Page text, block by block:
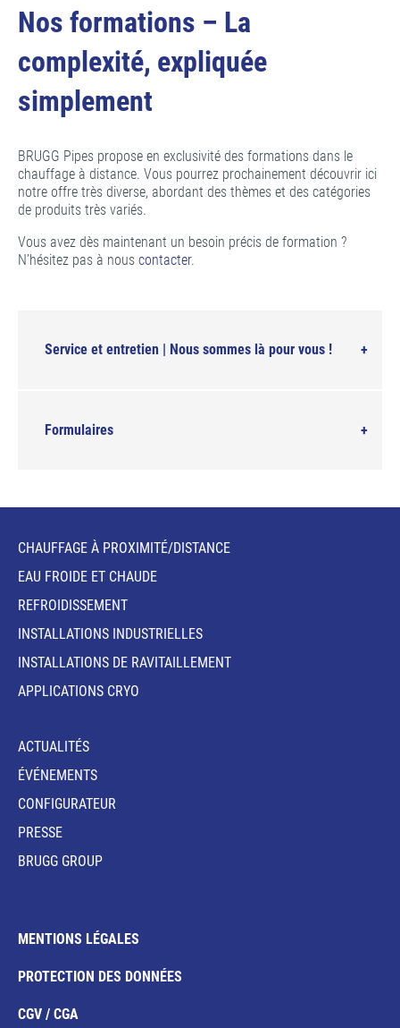
Nos formations – La
complexité, expliquée
simplement
BRUGG Pipes propose en exclusivité des formations dans le
chauffage à distance. Vous pourrez prochainement découvrir ici
notre offre très diverse, abordant des thèmes et des catégories
de produits très variés.
Vous avez dès maintenant un besoin précis de formation ?
N’hésitez pas à nous contacter.
Service et entretien | Nous sommes là pour vous !
Formulaires
CHAUFFAGE À PROXIMITÉ/DISTANCE
EAU FROIDE ET CHAUDE
REFROIDISSEMENT
INSTALLATIONS INDUSTRIELLES
INSTALLATIONS DE RAVITAILLEMENT
APPLICATIONS CRYO
ACTUALITÉS
ÉVÉNEMENTS
CONFIGURATEUR
PRESSE
BRUGG GROUP
MENTIONS LÉGALES
PROTECTION DES DONNÉES
CGV / CGA